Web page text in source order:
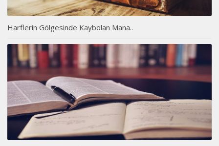
Harflerin Gölgesinde Kaybolan Mana..